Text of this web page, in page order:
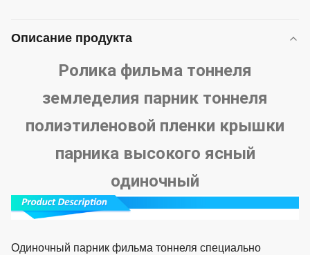
Описание продукта
Ролика фильма тоннеля
земледелия парник тоннеля
полиэтиленовой пленки крышки
парника высокого ясный
одиночный
Одиночный парник фильма тоннеля специально